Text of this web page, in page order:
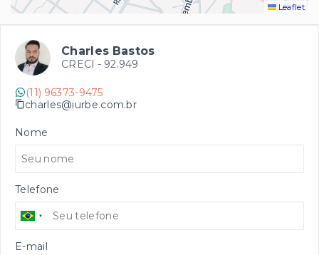
Leaflet
Charles Bastos
CRECI - 92.949
(11) 96373-9475
charles@iurbe.com.br
Nome
Telefone
E-mail